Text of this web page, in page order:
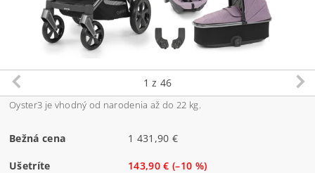
1 z 46
Oyster3 je vhodný od narodenia až do 22 kg.
Bežná cena 1 431,90 €
Ušetríte 143,90 € (–10 %)